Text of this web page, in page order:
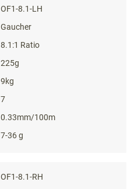
OF1-8.1-LH
Gaucher
8.1:1 Ratio
225g
9kg
7
0.33mm/100m
7-36 g
OF1-8.1-RH